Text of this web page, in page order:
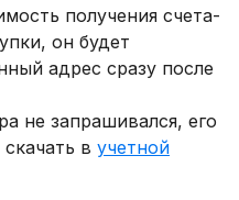
получения счета-
он будет
адрес сразу после
не запрашивался, его
в учетной